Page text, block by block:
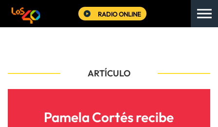
RADIO ONLINE
ARTÍCULO
Pamela Cortés recibe